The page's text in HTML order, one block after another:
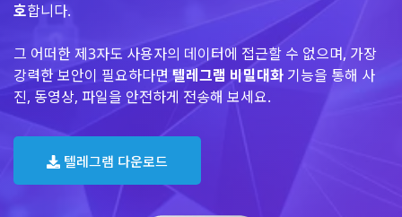
호합니다.
그 어떠한 제3자도 사용자의 데이터에 접근할 수 없으며, 가장
강력한 보안이 필요하다면 텔레그램 비밀대화 기능을 통해 사
진, 동영상, 파일을 안전하게 전송해 보세요.
텔레그램 다운로드